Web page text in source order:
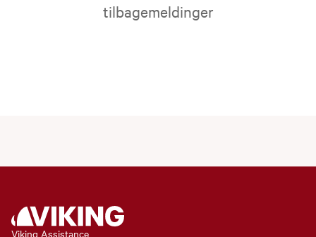
tilbagemeldinger
Viking Assistance